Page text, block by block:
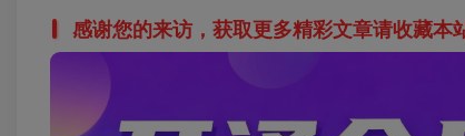
感谢您的来访，获取更多精彩文章请收藏本